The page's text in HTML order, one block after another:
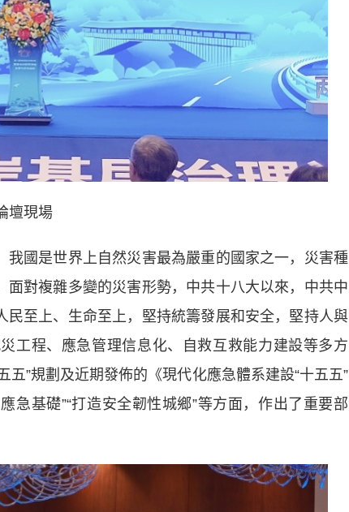
壇現場
國是世界上自然災害最為嚴重的國家之一，災害種
對複雜多變的災害形勢，中共十八大以來，中共中
至上、生命至上，堅持統籌發展和安全，堅持人與
工程、應急管理信息化、自救互救能力建設等多方
”規劃及近期發佈的《現代化應急體系建設“十五五”
急基礎”“打造安全韌性城鄉”等方面，作出了重要部